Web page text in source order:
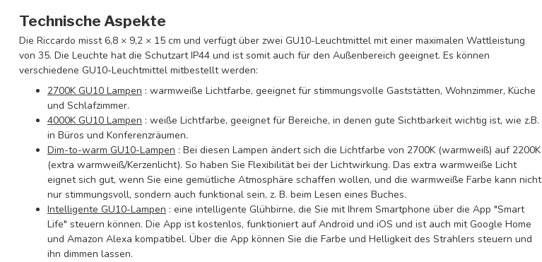
Technische Aspekte
Die Riccardo misst 6,8 × 9,2 × 15 cm und verfügt über zwei GU10-Leuchtmittel mit einer maximalen Wattleistung
von 35. Die Leuchte hat die Schutzart IP44 und ist somit auch für den Außenbereich geeignet. Es können
verschiedene GU10-Leuchtmittel mitbestellt werden:
2700K GU10 Lampen : warmweiße Lichtfarbe, geeignet für stimmungsvolle Gaststätten, Wohnzimmer, Küche
und Schlafzimmer.
4000K GU10 Lampen : weiße Lichtfarbe, geeignet für Bereiche, in denen gute Sichtbarkeit wichtig ist, wie z.B.
in Büros und Konferenzräumen.
Dim-to-warm GU10-Lampen : Bei diesen Lampen ändert sich die Lichtfarbe von 2700K (warmweiß) auf 2200K
(extra warmweiß/Kerzenlicht). So haben Sie Flexibilität bei der Lichtwirkung. Das extra warmweiße Licht
eignet sich gut, wenn Sie eine gemütliche Atmosphäre schaffen wollen, und die warmweiße Farbe kann nicht
nur stimmungsvoll, sondern auch funktional sein, z. B. beim Lesen eines Buches.
Intelligente GU10-Lampen : eine intelligente Glühbirne, die Sie mit Ihrem Smartphone über die App "Smart
Life" steuern können. Die App ist kostenlos, funktioniert auf Android und iOS und ist auch mit Google Home
und Amazon Alexa kompatibel. Über die App können Sie die Farbe und Helligkeit des Strahlers steuern und
ihn dimmen lassen.